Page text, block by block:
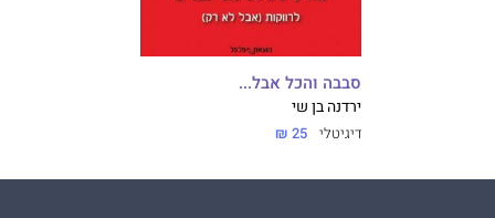
סבבה והכל אבל...
ירדנה בן שי
דיגיטלי 25 ₪